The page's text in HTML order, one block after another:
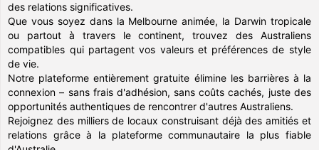
des relations significatives.
Que vous soyez dans la Melbourne animée, la Darwin tropicale
ou partout à travers le continent, trouvez des Australiens
compatibles qui partagent vos valeurs et préférences de style
de vie.
Notre plateforme entièrement gratuite élimine les barrières à la
connexion – sans frais d'adhésion, sans coûts cachés, juste des
opportunités authentiques de rencontrer d'autres Australiens.
Rejoignez des milliers de locaux construisant déjà des amitiés et
relations grâce à la plateforme communautaire la plus fiable